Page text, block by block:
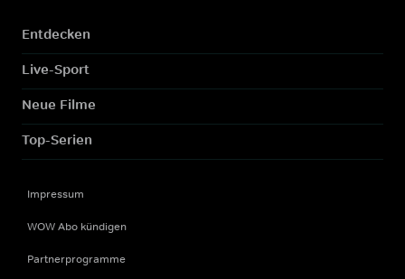
Entdecken
Live-Sport
Neue Filme
Top-Serien
Impressum
WOW Abo kündigen
Partnerprogramme